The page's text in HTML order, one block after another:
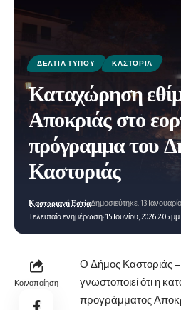
ΔΕΛΤΊΑ ΤΎΠΟΥ ΚΑΣΤΟΡΙΆ
Καταχώρηση
Αποκριάς στο
πρόγραμμα του
Καστοριάς
Τελευταία ενημέρωση: 15 Ιουνίου, 2026 2:05 μμ
Καστοριανή ΕστίαΔημοσιεύτηκε: 13
Κοινοποίηση
Ο Δήμος Καστοριάς –
γνωστοποιεί ότι η
προγράμματος